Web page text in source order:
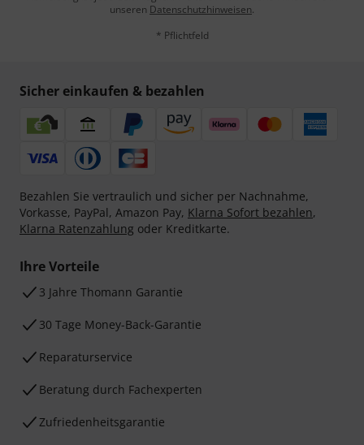
unseren Datenschutzhinweisen.
* Pflichtfeld
Sicher einkaufen & bezahlen
Bezahlen Sie vertraulich und sicher per Nachnahme,
Vorkasse, PayPal, Amazon Pay, Klarna Sofort bezahlen,
Klarna Ratenzahlung oder Kreditkarte.
Ihre Vorteile
3 Jahre Thomann Garantie
30 Tage Money-Back-Garantie
Reparaturservice
Beratung durch Fachexperten
Zufriedenheitsgarantie